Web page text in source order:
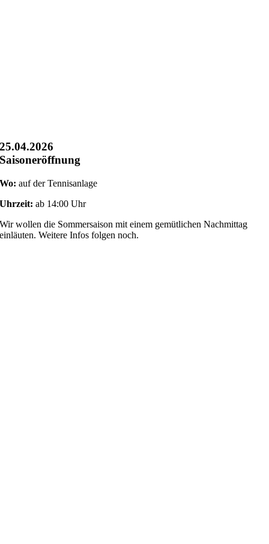
25.04.2026
Saisoneröffnung
Wo: auf der Tennisanlage
Uhrzeit: ab 14:00 Uhr
Wir wollen die Sommersaison mit einem gemütlichen Nachmittag
einläuten. Weitere Infos folgen noch.